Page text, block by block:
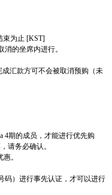
束为止 [KST]
消的坐席内进行。
成汇款方可不会被取消预购 （未
4期的成员 ，才能进行优先购
请务必确认。
惠。
码） 进行事先认证 ，才可以进行